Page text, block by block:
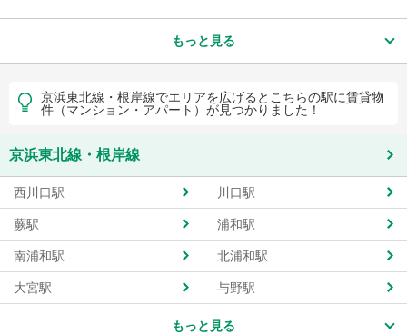
もっと見る
京浜東北線・根岸線でエリアを広げるとこちらの駅に賃貸物
件（マンション・アパート）が見つかりました！
京浜東北線・根岸線
西川口駅 川口駅
蕨駅 浦和駅
南浦和駅 北浦和駅
大宮駅 与野駅
もっと見る